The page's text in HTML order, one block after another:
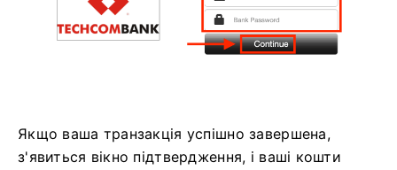
Якщо ваша транзакція успішно завершена,
з'явиться вікно підтвердження, і ваші кошти